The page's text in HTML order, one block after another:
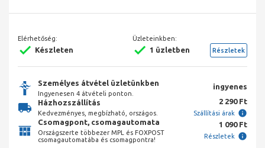
Elérhetőség:
Készleten
Üzleteinkben:
1 üzletben Részletek
Személyes átvétel üzletünkben
Ingyenesen 4 átvételi ponton.
ingyenes
Házhozszállítás
Kedvezményes, megbízható, országos.
2 290 Ft
Szállítási árak
Csomagpont, csomagautomata
Országszerte többezer MPL és FOXPOST
csomagautomatába és csomagpontra!
1 090 Ft
Részletek